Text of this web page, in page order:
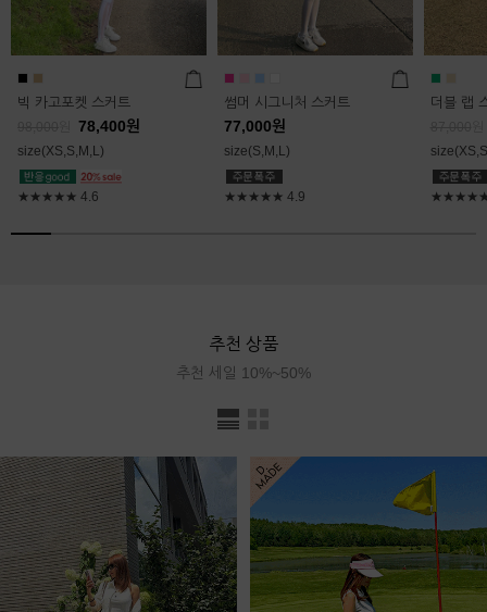
빅 카고포켓 스커트
78,400원
size(XS,S,M,L)
★★★★★ 4.6
썸머 시그니처 스커트
77,000원
size(S,M,L)
★★★★★ 4.9
더블 랩
추천 상품
추천 세일 10%~50%